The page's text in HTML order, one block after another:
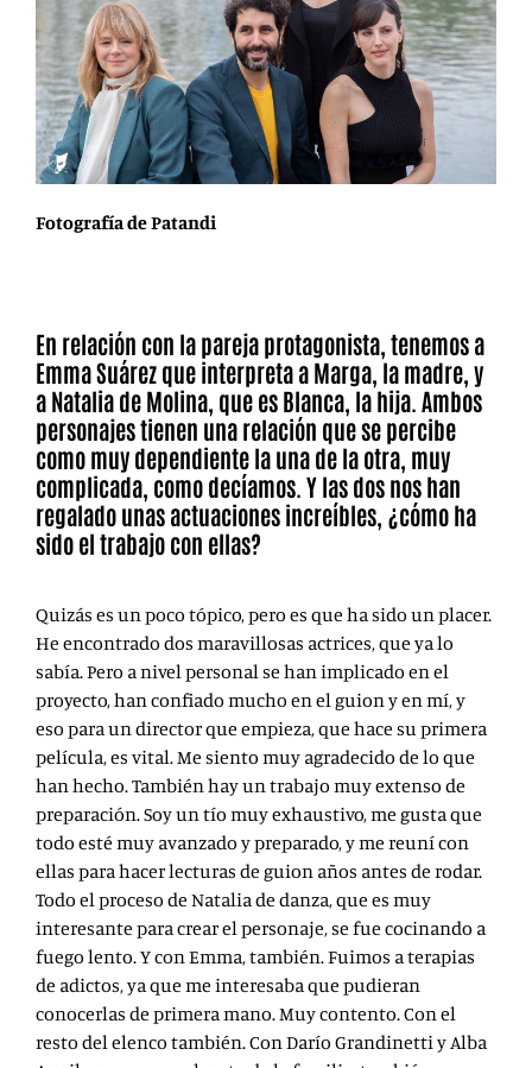
Fotografía de Patandi
En relación con la pareja protagonista, tenemos a
Emma Suárez que interpreta a Marga, la madre, y
a Natalia de Molina, que es Blanca, la hija. Ambos
personajes tienen una relación que se percibe
como muy dependiente la una de la otra, muy
complicada, como decíamos. Y las dos nos han
regalado unas actuaciones increíbles, ¿cómo ha
sido el trabajo con ellas?
Quizás es un poco tópico, pero es que ha sido un placer.
He encontrado dos maravillosas actrices, que ya lo
sabía. Pero a nivel personal se han implicado en el
proyecto, han confiado mucho en el guion y en mí, y
eso para un director que empieza, que hace su primera
película, es vital. Me siento muy agradecido de lo que
han hecho. También hay un trabajo muy extenso de
preparación. Soy un tío muy exhaustivo, me gusta que
todo esté muy avanzado y preparado, y me reuní con
ellas para hacer lecturas de guion años antes de rodar.
Todo el proceso de Natalia de danza, que es muy
interesante para crear el personaje, se fue cocinando a
fuego lento. Y con Emma, también. Fuimos a terapias
de adictos, ya que me interesaba que pudieran
conocerlas de primera mano. Muy contento. Con el
resto del elenco también. Con Darío Grandinetti y Alba